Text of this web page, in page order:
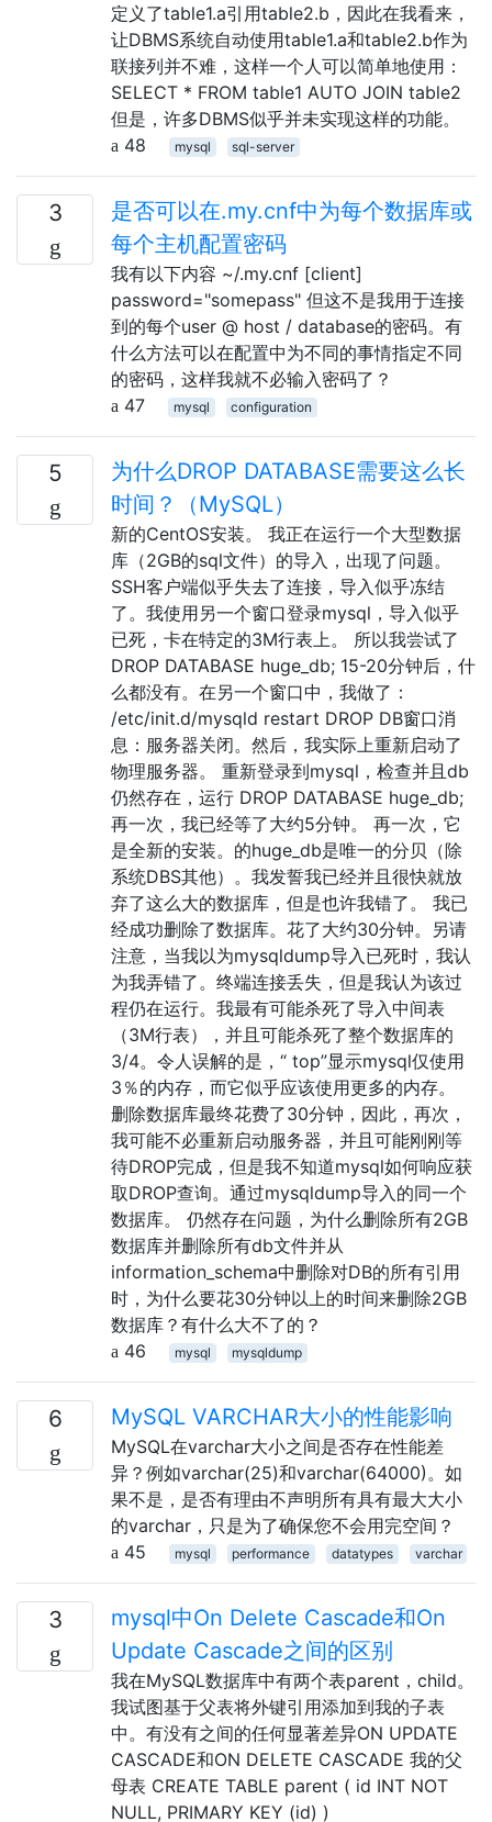
定义了table1.a引用table2.b，因此在我看来，
让DBMS系统自动使用table1.a和table2.b作为
联接列并不难，这样一个人可以简单地使用：
SELECT * FROM table1 AUTO JOIN table2
但是，许多DBMS似乎并未实现这样的功能。
48
mysql sql-server
3
是否可以在.my.cnf中为每个数据库或
每个主机配置密码
我有以下内容 ~/.my.cnf [client]
password="somepass" 但这不是我用于连接
到的每个user @ host / database的密码。有
什么方法可以在配置中为不同的事情指定不同
的密码，这样我就不必输入密码了？
47
mysql configuration
5
为什么DROP DATABASE需要这么长
时间？（MySQL）
新的CentOS安装。 我正在运行一个大型数据
库（2GB的sql文件）的导入，出现了问题。
SSH客户端似乎失去了连接，导入似乎冻结
了。我使用另一个窗口登录mysql，导入似乎
已死，卡在特定的3M行表上。 所以我尝试了
DROP DATABASE huge_db; 15-20分钟后，什
么都没有。在另一个窗口中，我做了：
/etc/init.d/mysqld restart DROP DB窗口消
息：服务器关闭。然后，我实际上重新启动了
物理服务器。 重新登录到mysql，检查并且db
仍然存在，运行 DROP DATABASE huge_db;
再一次，我已经等了大约5分钟。 再一次，它
是全新的安装。的huge_db是唯一的分贝（除
系统DBS其他）。我发誓我已经并且很快就放
弃了这么大的数据库，但是也许我错了。 我已
经成功删除了数据库。花了大约30分钟。另请
注意，当我以为mysqldump导入已死时，我认
为我弄错了。终端连接丢失，但是我认为该过
程仍在运行。我最有可能杀死了导入中间表
（3M行表），并且可能杀死了整个数据库的
3/4。令人误解的是，“ top”显示mysql仅使用
3％的内存，而它似乎应该使用更多的内存。
删除数据库最终花费了30分钟，因此，再次，
我可能不必重新启动服务器，并且可能刚刚等
待DROP完成，但是我不知道mysql如何响应获
取DROP查询。通过mysqldump导入的同一个
数据库。 仍然存在问题，为什么删除所有2GB
数据库并删除所有db文件并从
information_schema中删除对DB的所有引用
时，为什么要花30分钟以上的时间来删除2GB
数据库？有什么大不了的？
46
mysql mysqldump
6 MySQL VARCHAR大小的性能影响
MySQL在varchar大小之间是否存在性能差
异？例如varchar(25)和varchar(64000)。如
果不是，是否有理由不声明所有具有最大大小
的varchar，只是为了确保您不会用完空间？
45
mysql performance datatypes varchar
3
mysql中On Delete Cascade和On
Update Cascade之间的区别
我在MySQL数据库中有两个表parent，child。
我试图基于父表将外键引用添加到我的子表
中。有没有之间的任何显著差异ON UPDATE
CASCADE和ON DELETE CASCADE 我的父
母表 CREATE TABLE parent ( id INT NOT
NULL, PRIMARY KEY (id) )